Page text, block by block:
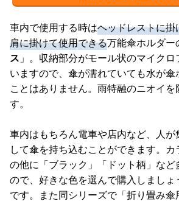
車内で使用する時はヘッドレストに掛
肩に掛けて使用できる万能傘ホルダー
ス 」。収納部分がモール状のマイク
いますので、傘が濡れていても水が傘
ことはありません。雨特融のニオイを
す。
車内はもちろん電車や店内など、人が
して傘を持ち込むことができます。
の他に「ブラック」「ドット柄」など
ので、好きな色を選んで購入しましょ
です。また同シリーズで「折り畳み傘